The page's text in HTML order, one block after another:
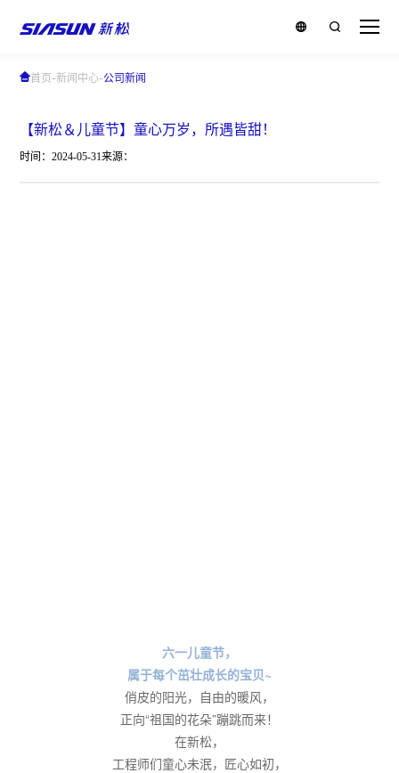
首页-新闻中心-公司新闻
【新松＆儿童节】童心万岁，所遇皆甜！
时间：2024-05-31来源：
六一儿童节，
属于每个茁壮成长的宝贝~
俏皮的阳光，自由的暖风，
正向“祖国的花朵”蹦跳而来！
在新松，
工程师们童心未泯，匠心如初，